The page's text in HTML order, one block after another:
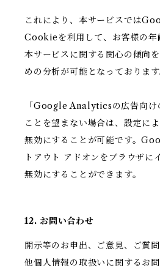
これにより、本サービスでは
Cookieを利用して、お客様の年
本サービスに関する関心の傾向
めの分析が可能となっております
「Google Analyticsの広告向け
ことを望まない場合は、設定に
無効にすることが可能です。
トアウト アドオンをブラウザに
無効にすることができます。
12. お問い合わせ
開示等のお申出、ご意見、ご質
他個人情報の取扱いに関するお